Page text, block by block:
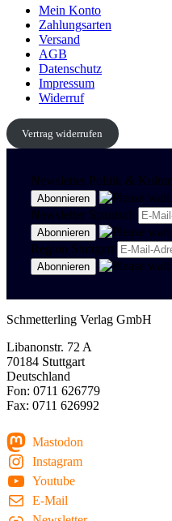
Mein Konto
Zahlungsarten
Versand
AGB
Datenschutz
Impressum
Widerruf
Vertrag widerrufen
Newsletter Politik & Kultur
Newsletter Spanisch
Region Stuttgart
Schmetterling Verlag GmbH
Libanonstr. 72 A
70184 Stuttgart
Deutschland
Fon: 0711 626779
Fax: 0711 626992
Mastodon
Instagram
Youtube
E-Mail